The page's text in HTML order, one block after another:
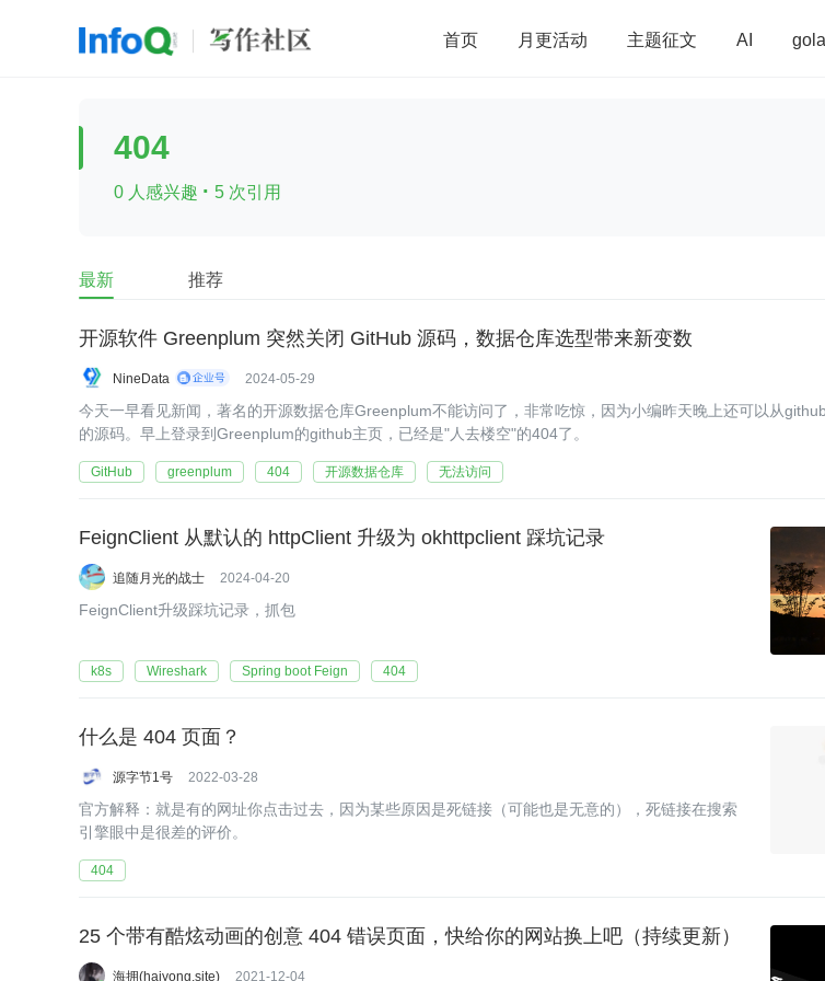
首页 月更活动 主题征文 AI
前端
查看更多
404
0 人感兴趣 · 5 次引用
最新 推荐
开源软件 Greenplum 突然关闭 GitHub 源码，数据仓库选型带来新变数
NineData 2024-05-29
今天一早看见新闻，著名的开源数据仓库Greenplum不能访问了，非常吃惊，因为小编昨天晚上还可以从
的源码。早上登录到Greenplum的github主页，已经是"人去楼空"的404了。
GitHub greenplum 404 开源数据仓库 无法访问
FeignClient 从默认的 httpClient 升级为 okhttpclient 踩坑记录
追随月光的战士 2024-04-20
FeignClient升级踩坑记录，抓包
k8s Wireshark Spring boot Feign 404
什么是 404 页面？
源字节1号 2022-03-28
官方解释：就是有的网址你点击过去，因为某些原因是死链接（可能也是无意的），死链接在搜索
引擎眼中是很差的评价。
404
25 个带有酷炫动画的创意 404 错误页面，快给你的网站换上吧（持续更新）
海拥(haiyong.site) 2021-12-04